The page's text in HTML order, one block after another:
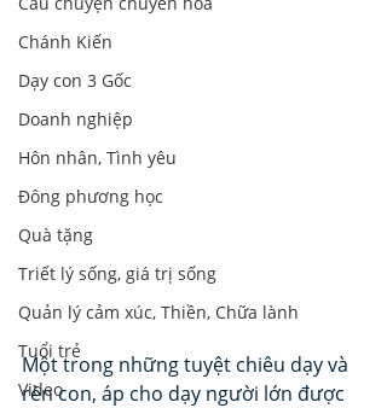
Chánh Kiến
Dạy con 3 Gốc
Doanh nghiệp
Hôn nhân, Tình yêu
Đông phương học
Quà tặng
Triết lý sống, giá trị sống
Quản lý cảm xúc, Thiền, Chữa lành
Tuổi trẻ
Video
Một trong những tuyệt chiêu dạy và
rèn con, áp cho dạy người lớn được